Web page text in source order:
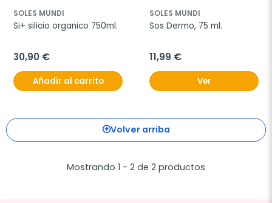
SOLES MUNDI
Si+ silicio organico 750ml.
30,90 €
Añadir al carrito
SOLES MUNDI
Sos Dermo, 75 ml.
11,99 €
Ver
Volver arriba
Mostrando 1 - 2 de 2 productos